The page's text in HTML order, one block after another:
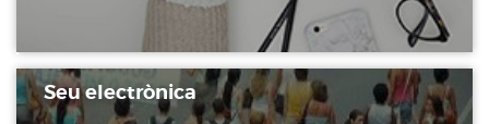
Seu electrònica